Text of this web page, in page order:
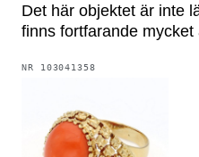
Det här objektet är inte
finns fortfarande mycket
NR 103041358